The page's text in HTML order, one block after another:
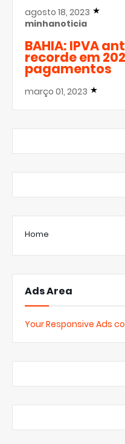
agosto 18, 2023
minhanoticia
BAHIA: IPVA
recorde em
pagamentos
março 01, 2023
Home
Ads Area
Your Responsive Ads